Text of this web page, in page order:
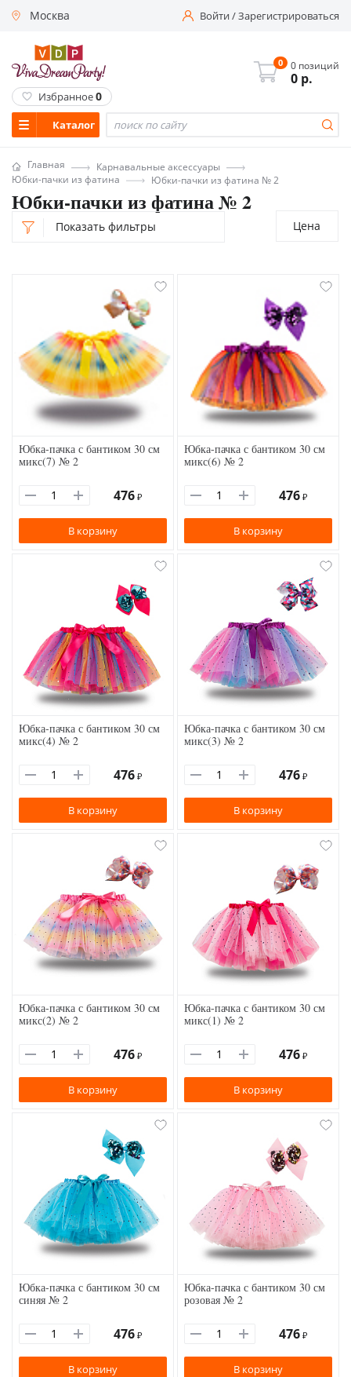
Москва Войти/Зарегистрироваться
Каталог
0 0 позиций
0 р.
Избранное0
Главная
Карнавальные аксессуары
Юбки-пачки из фатина
Юбки-пачки из фатина № 2
Юбки-пачки из фатина № 2
Показать фильтры Цена
Юбка-пачка с бантиком 30 см
микс(7) № 2
476 ₽
В корзину
Юбка-пачка с бантиком 30 см
микс(6) № 2
476 ₽
В корзину
Юбка-пачка с бантиком 30 см
микс(4) № 2
476 ₽
В корзину
Юбка-пачка с бантиком 30 см
микс(3) № 2
476 ₽
В корзину
Юбка-пачка с бантиком 30 см
микс(2) № 2
476 ₽
В корзину
Юбка-пачка с бантиком 30 см
микс(1) № 2
476 ₽
В корзину
Юбка-пачка с бантиком 30 см
синяя № 2
476 ₽
В корзину
Юбка-пачка с бантиком 30 см
розовая № 2
476 ₽
В корзину